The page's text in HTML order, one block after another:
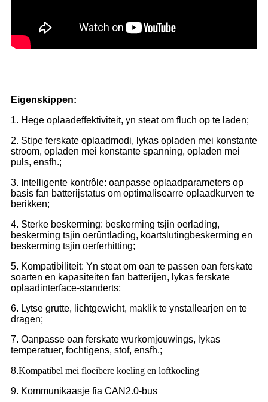
Eigenskippen:
1. Hege oplaadeffektiviteit, yn steat om fluch op te laden;
2. Stipe ferskate oplaadmodi, lykas opladen mei konstante
stroom, opladen mei konstante spanning, opladen mei
puls, ensfh.;
3. Intelligente kontrôle: oanpasse oplaadparameters op
basis fan batterijstatus om optimalisearre oplaadkurven te
berikken;
4. Sterke beskerming: beskerming tsjin oerlading,
beskerming tsjin oerûntlading, koartslutingbeskerming en
beskerming tsjin oerferhitting;
5. Kompatibiliteit: Yn steat om oan te passen oan ferskate
soarten en kapasiteiten fan batterijen, lykas ferskate
oplaadinterface-standerts;
6. Lytse grutte, lichtgewicht, maklik te ynstallearjen en te
dragen;
7. Oanpasse oan ferskate wurkomjouwings, lykas
temperatuer, fochtigens, stof, ensfh.;
8.Kompatibel mei floeibere koeling en loftkoeling
9. Kommunikaasje fia CAN2.0-bus